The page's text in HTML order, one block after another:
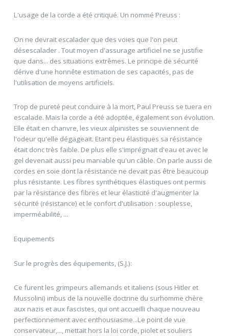
L'usage de la corde a été critiqué. Un nommé Preuss :
On ne devrait escalader que des voies que l'on peut
désescalader . Tout moyen d'assurage artificiel ne se justifie
que dans... des situations extrêmes. Le principe de sécurité
dérive d'une honnête estimation de ses capacités, pas de
l'utilisation de moyens artificiels.
Trop de pureté peut conduire à la mort, Paul Preuss se tuera en
escalade. Mais la corde a été adoptée, également son évolution.
Elle était en chanvre, les vieux alpinistes se souviennent de
l'odeur qu'elle dégageait. Etant peu élastiques sa résistance
était donc très faible. De plus elle s'imprégnait d'eau et avec le
gel devenait aussi peu maniable qu'un câble. On parle aussi de
cordes en soie dont la résistance ne devait pas être beaucoup
plus résistante. Les fibres synthétiques élastiques ont permis
par la résistance des fibres et leur élasticité d'augmenter la
sécurité (résistance) et le confort d'utilisation : souplesse,
imperméabilité, ...
Equipements
Sur le progrès des équipements, (S.J.):
Ce furent les grimpeurs allemands et italiens (sous Hitler et
Mussolini) imbus de la nouvelle doctrine du surhomme chère
aux nazis et aux fascistes, qui ont accueilli chaque nouveau
perfectionnement avec enthousiasme...Le point de vue
conservateur,..., mettait hors la loi corde, piolet et souliers